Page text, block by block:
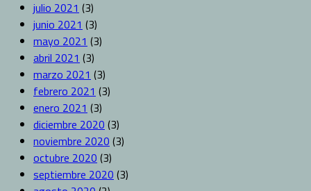
julio 2021 (3)
junio 2021 (3)
mayo 2021 (3)
abril 2021 (3)
marzo 2021 (3)
febrero 2021 (3)
enero 2021 (3)
diciembre 2020 (3)
noviembre 2020 (3)
octubre 2020 (3)
septiembre 2020 (3)